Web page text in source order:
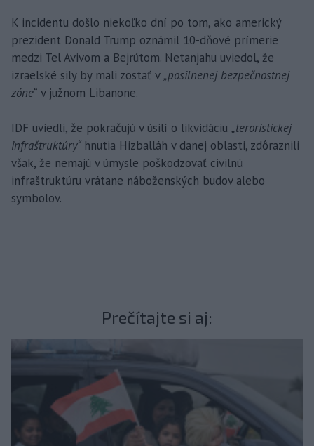
K incidentu došlo niekoľko dní po tom, ako americký
prezident Donald Trump oznámil 10-dňové prímerie
medzi Tel Avivom a Bejrútom. Netanjahu uviedol, že
izraelské sily by mali zostať v„posilnenej bezpečnostnej
zóne“ v južnom Libanone.
IDF uviedli, že pokračujú v úsilí o likvidáciu „teroristickej
infraštruktúry“ hnutia Hizballáh v danej oblasti, zdôraznili
však, že nemajú v úmysle poškodzovať civilnú
infraštruktúru vrátane náboženských budov alebo
symbolov.
Prečítajte si aj: